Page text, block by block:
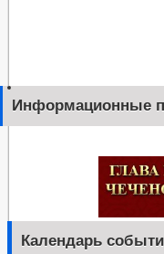
Информационные
Календарь